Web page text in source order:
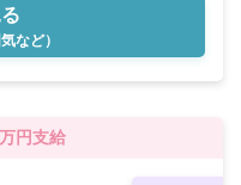
など）
円支給